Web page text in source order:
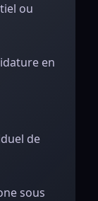
ou
en
de
sous